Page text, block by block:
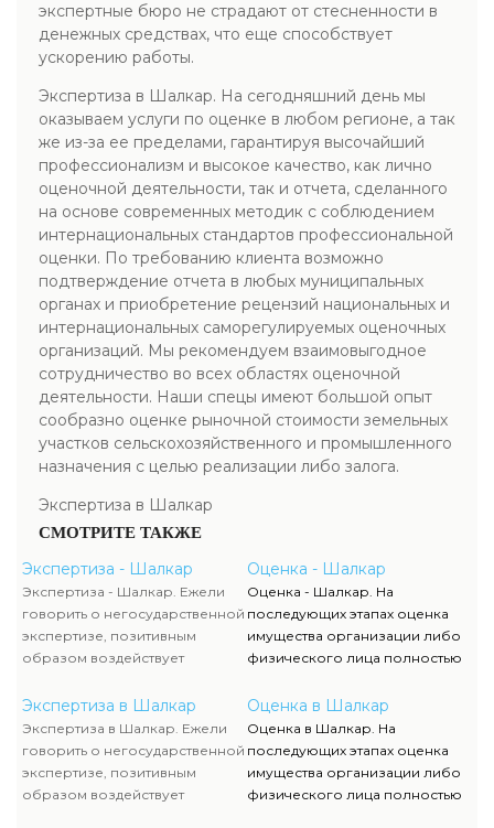
экспертные бюро не страдают от стесненности в
денежных средствах, что еще способствует
ускорению работы.
Экспертиза в Шалкар. На сегодняшний день мы
оказываем услуги по оценке в любом регионе, а так
же из-за ее пределами, гарантируя высочайший
профессионализм и высокое качество, как лично
оценочной деятельности, так и отчета, сделанного
на основе современных методик с соблюдением
интернациональных стандартов профессиональной
оценки. По требованию клиента возможно
подтверждение отчета в любых муниципальных
органах и приобретение рецензий национальных и
интернациональных саморегулируемых оценочных
организаций. Мы рекомендуем взаимовыгодное
сотрудничество во всех областях оценочной
деятельности. Наши спецы имеют большой опыт
сообразно оценке рыночной стоимости земельных
участков сельскохозяйственного и промышленного
назначения с целью реализации либо залога.
Экспертиза в Шалкар
СМОТРИТЕ ТАКЖЕ
Экспертиза - Шалкар
Экспертиза - Шалкар. Ежели
говорить о негосударственной
экспертизе, позитивным
образом воздействует
конкуренция, которая
способствует формированию
полностью адекватного
уровня цен.
Экспертиза в Шалкар
Экспертиза в Шалкар. Ежели
говорить о негосударственной
экспертизе, позитивным
образом воздействует
Оценка - Шалкар
Оценка - Шалкар. На
последующих этапах оценка
имущества организации либо
физического лица полностью
служащих, тогда как участие
клиента ограничивается
объяснением отдельных
вопросов и предоставлением
недостающей документации.
Оценка в Шалкар
Оценка в Шалкар. На
последующих этапах оценка
имущества организации либо
физического лица полностью